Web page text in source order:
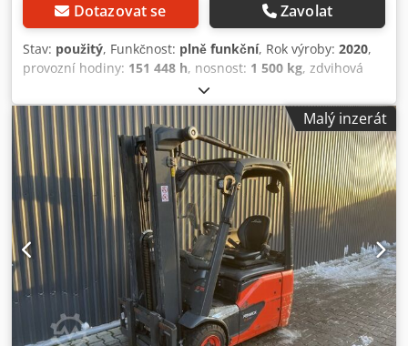
Dotazovat se Zavolat
Stav: použitý, Funkčnost: plně funkční, Rok výroby: 2020,
provozní hodiny: 151 448 h, nosnost: 1 500 kg, zdvihová
, volný zdvih:1 519 mm
elektrický, typ stožáru:triplex, stavební výška:2 121 mm,
typ pohonu:Elektro, Elektrický tříkolový vysokozdvižný
vozík ISO třída: ISO třída 2 = 1 000 – 2 500 kg Typ stožáru:
Triplex Dsdpfezdwxvsx Agdjck Stav: Připraven k provozu a
plně funkční Technický stav: dobrý Baterie Volt: 24V Boční
posuv, 3. ventil,
Malý inzerát